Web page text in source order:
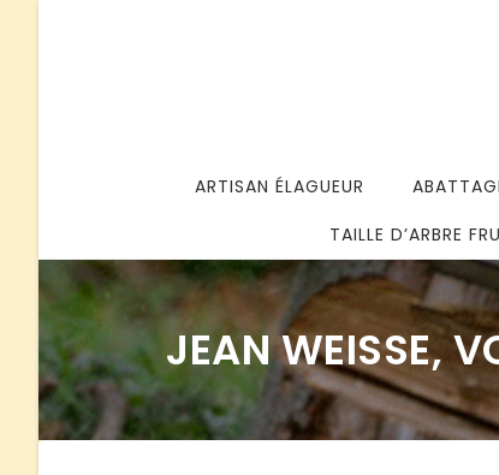
ARTISAN ÉLAGUEUR
TAILLE D’ARBRE
JEAN WEISSE,